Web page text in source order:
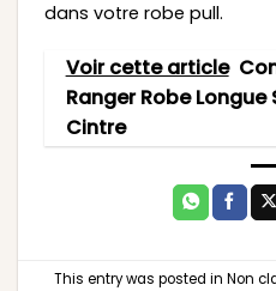
dans votre robe pull.
Voir cette article
Ranger Robe Longue
Cintre
This entry was posted in Non